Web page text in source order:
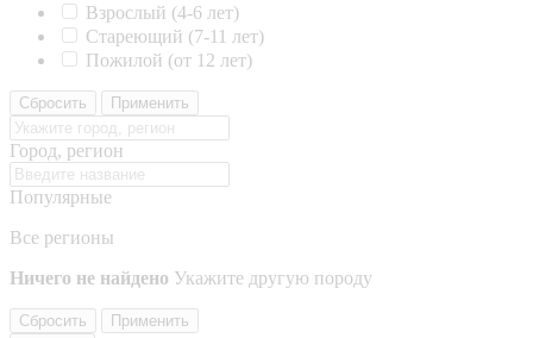
Взрослый (4-6 лет)
Стареющий (7-11 лет)
Пожилой (от 12 лет)
Сбросить Применить
Город, регион
Популярные
Все регионы
Ничего не найдено Укажите другую породу
Сбросить
Применить